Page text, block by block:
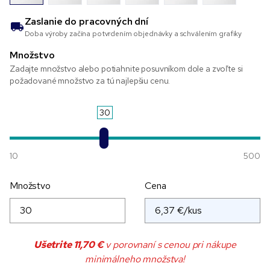
Zaslanie do pracovných dní
Doba výroby začína potvrdením objednávky a schválením grafiky
Množstvo
Zadajte množstvo alebo potiahnite posuvníkom dole a zvoľte si
požadované množstvo za tú najlepšiu cenu.
30
10 500
Množstvo Cena
Ušetrite11,70 €v porovnaní s cenou pri nákupe
minimálneho množstva!